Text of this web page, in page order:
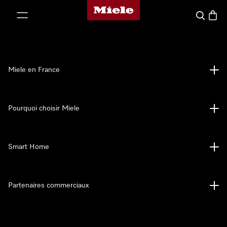
Page d'accueil Miele
Search
Miele en France
Pourquoi choisir Miele
Smart Home
Partenaires commerciaux